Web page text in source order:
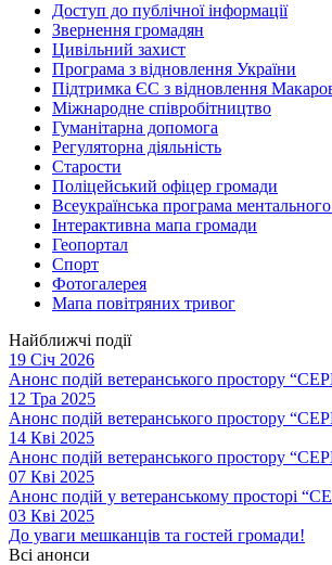
Доступ до публічної інформації
Звернення громадян
Цивільний захист
Програма з відновлення України
Підтримка ЄС з відновлення
Міжнародне співробітництво
Гуманітарна допомога
Регуляторна діяльність
Старости
Поліцейський офіцер громади
Всеукраїнська програма
Інтерактивна мапа громади
Геопортал
Спорт
Фотогалерея
Мапа повітряних тривог
Найближчі події
19 Січ 2026
Анонс подій ветеранського простору
12 Тра 2025
Анонс подій ветеранського простору
14 Кві 2025
Анонс подій ветеранського простору
07 Кві 2025
Анонс подій у ветеранському просторі
03 Кві 2025
До уваги мешканців та гостей громади!
Всі анонси